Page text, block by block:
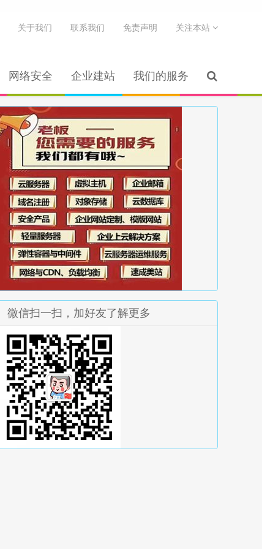
网络安全 企业建站 我们的服务
关于我们 联系我们 免责声明 关注本站
微信扫一扫，加好友了解更多